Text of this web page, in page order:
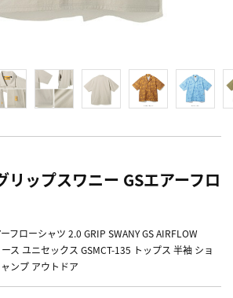
リップスワニー GSエアーフロ
フローシャツ 2.0 GRIP SWANY GS AIRFLOW
ス ユニセックス GSMCT-135 トップス 半袖 ショ
ンプ アウトドア